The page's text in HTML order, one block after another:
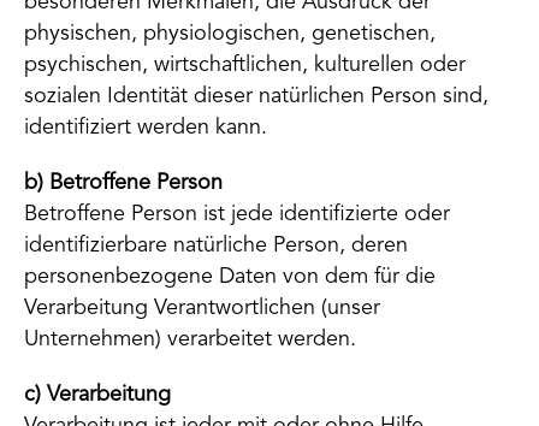
physischen, physiologischen, genetischen,
psychischen, wirtschaftlichen, kulturellen oder
sozialen Identität dieser natürlichen Person sind,
identifiziert werden kann.
b) Betroffene Person
Betroffene Person ist jede identifizierte oder
identifizierbare natürliche Person, deren
personenbezogene Daten von dem für die
Verarbeitung Verantwortlichen (unser
Unternehmen) verarbeitet werden.
c) Verarbeitung